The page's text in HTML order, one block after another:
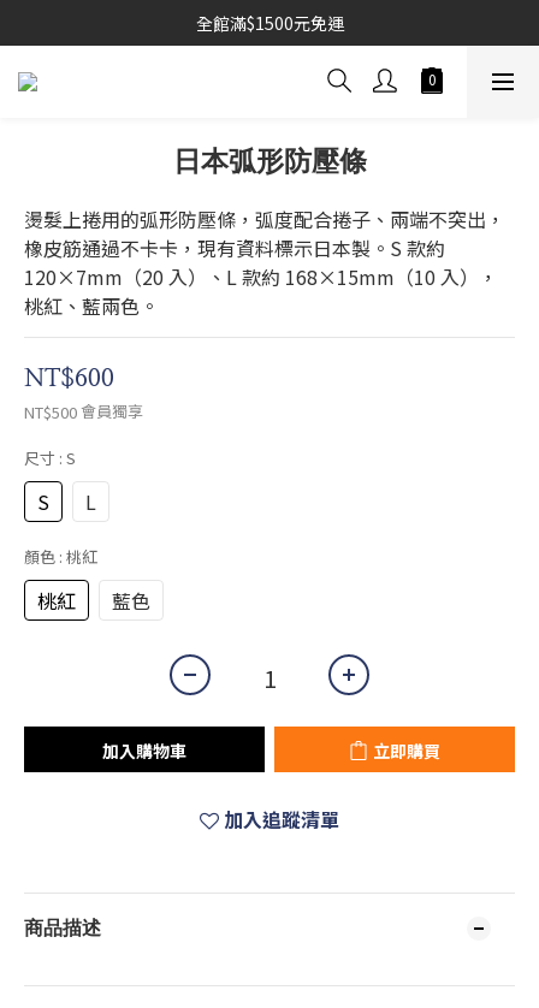
全館滿$1500元免運
日本弧形防壓條
燙髮上捲用的弧形防壓條，弧度配合捲子、兩端不突出，
橡皮筋通過不卡卡，現有資料標示日本製。S 款約
120×7mm（20 入）、L 款約 168×15mm（10 入），
桃紅、藍兩色。
NT$600
NT$500會員獨享
尺寸 : S
S L
顏色 : 桃紅
桃紅 藍色
加入購物車 立即購買
加入追蹤清單
商品描述